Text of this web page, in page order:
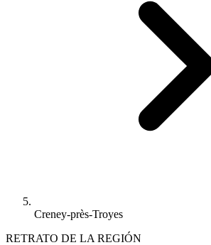
Creney-près-Troyes
RETRATO DE LA REGIÓN